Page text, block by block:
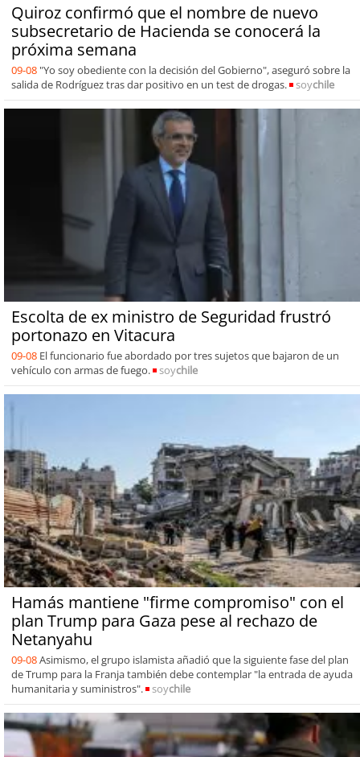
Quiroz confirmó que el nombre de nuevo
subsecretario de Hacienda se conocerá la
próxima semana
09-08 "Yo soy obediente con la decisión del Gobierno", aseguró sobre la
salida de Rodríguez tras dar positivo en un test de drogas.
soychile
Escolta de ex ministro de Seguridad frustró
portonazo en Vitacura
09-08 El funcionario fue abordado por tres sujetos que bajaron de un
vehículo con armas de fuego.
soychile
Hamás mantiene "firme compromiso" con el
plan Trump para Gaza pese al rechazo de
Netanyahu
09-08Asimismo, el grupo islamista añadió que la siguiente fase del plan
de Trump para la Franja también debe contemplar "la entrada de ayuda
humanitaria y suministros".
soychile